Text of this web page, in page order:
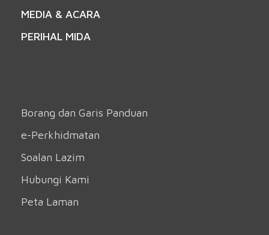
MEDIA & ACARA
PERIHAL MIDA
Borang dan Garis Panduan
e-Perkhidmatan
Soalan Lazim
Hubungi Kami
Peta Laman